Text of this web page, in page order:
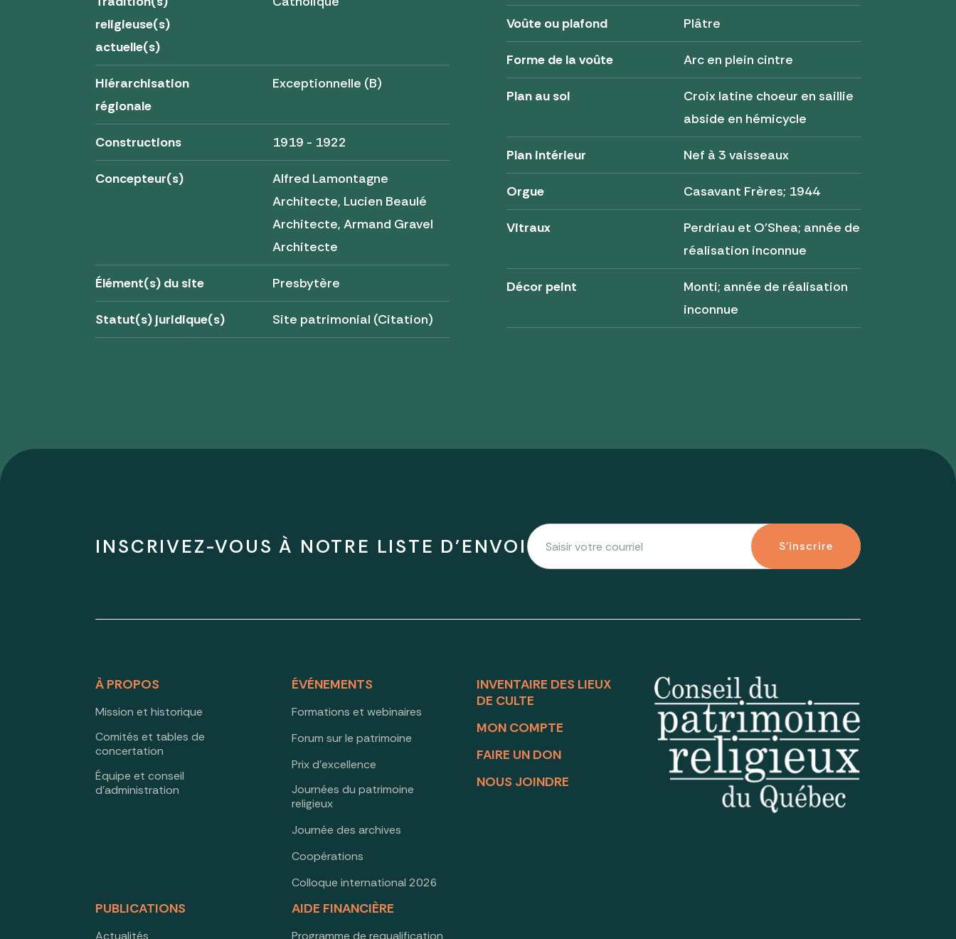
religieuse(s)
actuelle(s)
Hiérarchisation
régionale
Exceptionnelle (B)
Constructions 1919 - 1922
Concepteur(s)
Alfred Lamontagne
Architecte, Lucien Beaulé
Architecte, Armand Gravel
Architecte
Élément(s) du site Presbytère
Statut(s) juridique(s) Site patrimonial (Citation)
Voûte ou plafond Plâtre
Forme de la voûte Arc en plein cintre
Plan au sol
Croix latine choeur en saillie
abside en hémicycle
Plan intérieur Nef à 3 vaisseaux
Orgue Casavant Frères; 1944
Vitraux
Perdriau et O'Shea; année de
réalisation inconnue
Décor peint
Monti; année de réalisation
inconnue
INSCRIVEZ-VOUS À NOTRE LISTE D'ENVOI S'inscrire
À PROPOS
Mission et historique
Comités et tables de
concertation
Équipe et conseil
d’administration
ÉVÉNEMENTS
Formations et webinaires
Forum sur le patrimoine
Prix d’excellence
Journées du patrimoine
religieux
Journée des archives
Coopérations
Colloque international 2026
PUBLICATIONS
Actualités
AIDE FINANCIÈRE
Programme de requalification
INVENTAIRE DES LIEUX
DE CULTE
MON COMPTE
FAIRE UN DON
NOUS JOINDRE